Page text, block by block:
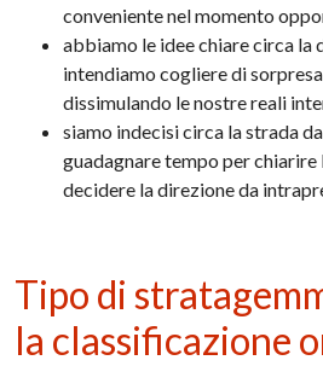
conveniente nel momento
abbiamo le idee chiare circa la
intendiamo cogliere di sorpresa
dissimulando le nostre reali
siamo indecisi circa la strada
guadagnare tempo per
decidere la direzione da
Tipo di
la classificazione